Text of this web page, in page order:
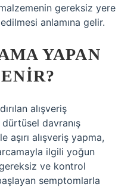
gereksiz yere
anlamına gelir.
YAPAN
alışveriş
dürtüsel davranış
aşırı alışveriş yapma,
ilgili yoğun
ve kontrol
semptomlarla